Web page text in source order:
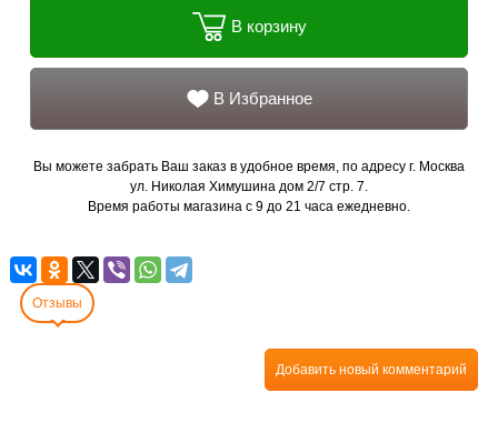
В корзину
В Избранное
Вы можете забрать Ваш заказ в удобное время, по адресу г. Москва
ул. Николая Химушина дом 2/7 стр. 7.
Время работы магазина с 9 до 21 часа ежедневно.
Отзывы
Добавить новый комментарий